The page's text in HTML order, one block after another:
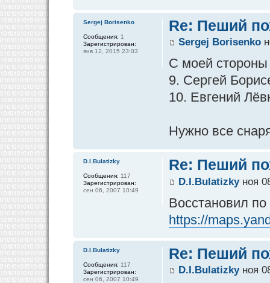
Re: Пеший
Sergej Borisenko
С моей стороны
9. Сергей
10. Евгений
Нужно все
Sergej Borisenko
Сообщения: 1
Зарегистрирован:
янв 12, 2015 23:03
Re: Пеший
D.I.Bulatizkyноя
Восстановил
https://
D.I.Bulatizky
Сообщения: 117
Зарегистрирован:
сен 06, 2007 10:49
Re: Пеший
D.I.Bulatizkyноя
D.I.Bulatizky
Сообщения: 117
Зарегистрирован:
сен 06, 2007 10:49